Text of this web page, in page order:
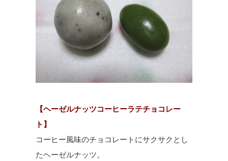
【ヘーゼルナッツコーヒーラテチョコレー
ト】
コーヒー風味のチョコレートにサクサクとし
たヘーゼルナッツ。